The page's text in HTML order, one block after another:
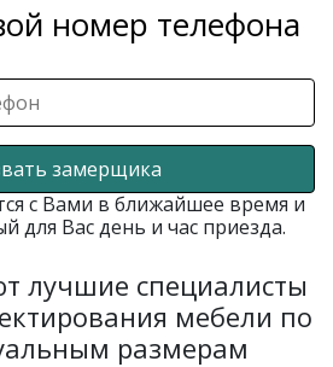
номер телефона
замерщика
с Вами в ближайшее время и
для Вас день и час приезда.
лучшие специалисты
мебели по
размерам